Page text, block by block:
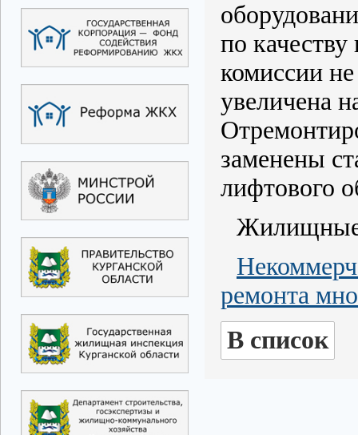
по
комиссии
увеличена
заменены
лифтового
Жилищные
ремонта
В список